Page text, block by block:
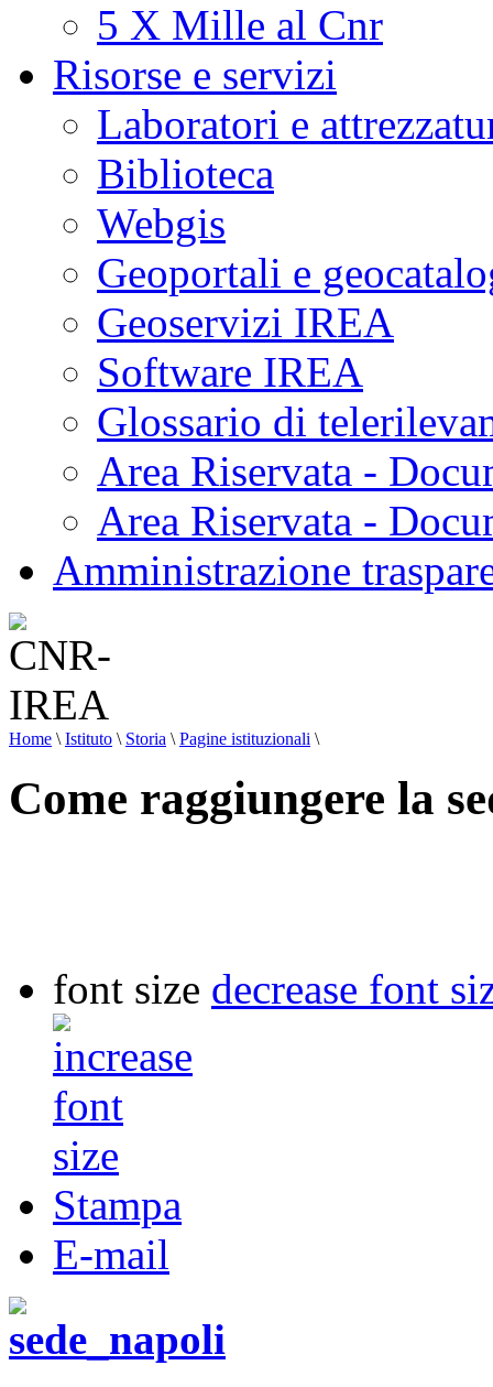
5 X Mille al Cnr
Risorse e servizi
Laboratori e
Biblioteca
Webgis
Geoportali e
Geoservizi IREA
Software IREA
Glossario di
Area Riservata -
Area Riservata -
Amministrazione
Home \ Istituto \ Storia \ Pagine istituzionali \
Come raggiungere la
font size decrease font
Stampa
E-mail